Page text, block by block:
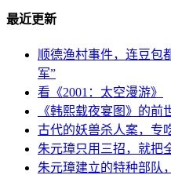
最近更新
顺德渔村事件，连豆包
军”
看《2001：太空漫游》
《韩熙载夜宴图》的前
古代的妖兽杀人案，专
朱元璋只用三招，就把
朱元璋建立的特种部队